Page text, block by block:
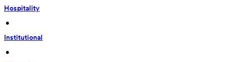
Hospitality
•
Institutional
•